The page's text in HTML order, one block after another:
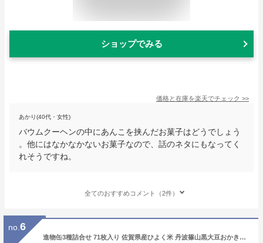
ショップでみる
価格と在庫を楽天でチェック >>
あかり(40代・女性)
バウムクーヘンの中にあんこを挟んだお菓子はどうでしょう
。他にはなかなかないお菓子なので、話のネタにもなってく
れそうですね。
全てのおすすめコメント（2件）
no. 6
進物缶3種詰合せ 71枚入り 佐賀県産ひよく米 丹波篠山黒大豆おかき内祝 ギフト御中元 送料無料 御祝お彼岸お礼 米菓 西田製菓 お供え 個包装 感謝 ご挨拶 お土産 豆おかき 菓子折り 人気おかき 贈答品 御年賀 お盆の御供 敬老の日 甘くないバレンタイン母の日 父の日